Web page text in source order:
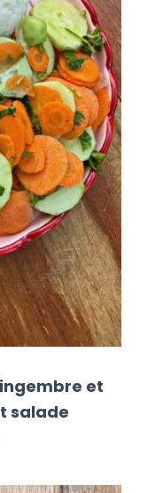
et
salade